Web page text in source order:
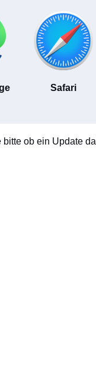
Safari
ob ein Update